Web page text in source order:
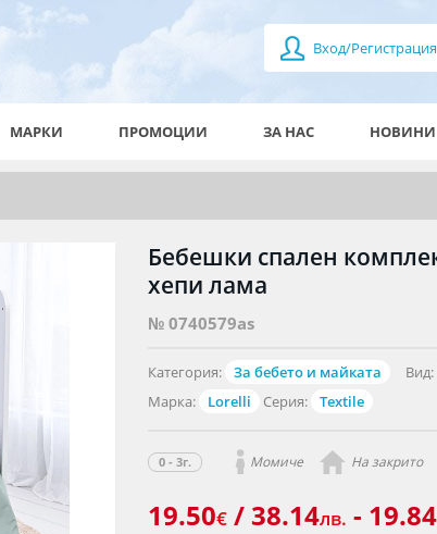
Вход/Регистрация
МАРКИ ПРОМОЦИИ ЗА НАС НОВИНИ
Бебешки спален
хепи лама
№ 0740579as
Категория: За бебето и майката Вид:
Марка:
Lorelli Серия: Textile
0 - 3г. Момиче На закрито
19.50€ / 38.14лв. - 19.84